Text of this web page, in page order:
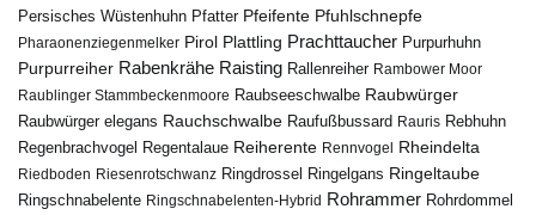
Persisches Wüstenhuhn Pfatter Pfeifente Pfuhlschnepfe
Pharaonenziegenmelker Pirol Plattling Prachttaucher Purpurhuhn
Purpurreiher Rabenkrähe Raisting Rallenreiher Rambower Moor
Raublinger Stammbeckenmoore Raubseeschwalbe Raubwürger
Raubwürger elegans Rauchschwalbe Raufußbussard Rauris Rebhuhn
Regenbrachvogel Regentalaue Reiherente Rennvogel Rheindelta
Riedboden Riesenrotschwanz Ringdrossel Ringelgans Ringeltaube
Ringschnabelente Ringschnabelenten-Hybrid Rohrammer Rohrdommel